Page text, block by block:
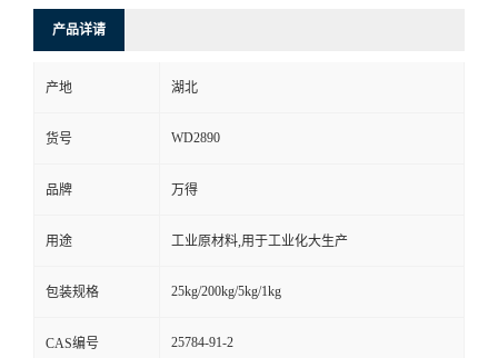
产品详请
产地 湖北
货号 WD2890
品牌 万得
用途 工业原材料,用于工业化大生产
包装规格 25kg/200kg/5kg/1kg
CAS编号 25784-91-2